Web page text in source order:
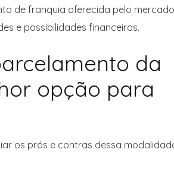
de franquia oferecida pelo
e possibilidades financeiras.
da
opção para
os prós e contras dessa